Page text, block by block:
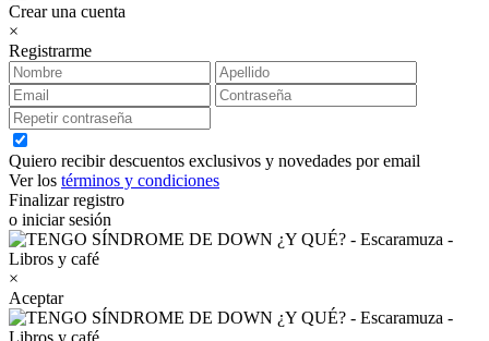
Crear una cuenta
×
Registrarme
Quiero recibir descuentos exclusivos y novedades por email
Ver los términos y condiciones
Finalizar registro
o iniciar sesión
×
Aceptar